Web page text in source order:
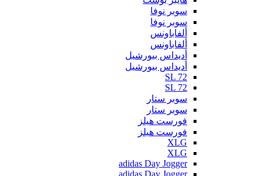
سوبر نوفا
سوبر نوفا
ألفاباونس
ألفاباونس
أديداس بيورشيل
أديداس بيورشيل
SL 72
SL 72
سوبر ستار
سوبر ستار
فورست هيلز
فورست هيلز
XLG
XLG
adidas Day Jogger
adidas Day Jogger